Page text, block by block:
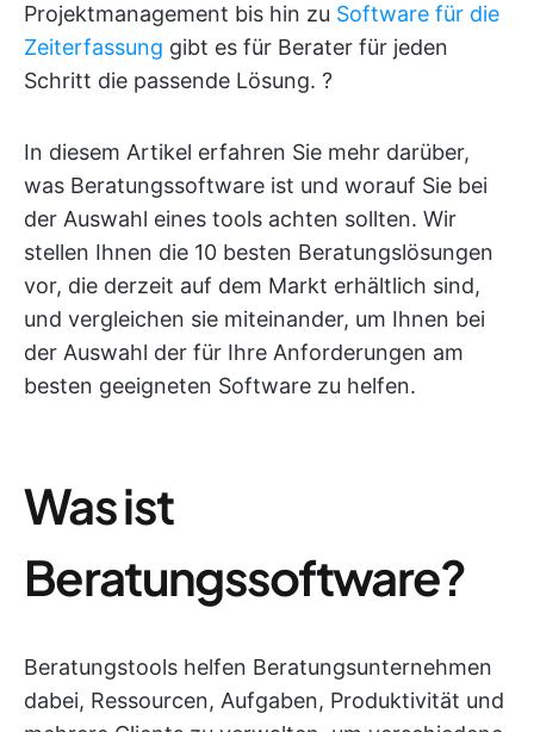
Projektmanagement bis hin zu Software für die
Zeiterfassung gibt es für Berater für jeden
Schritt die passende Lösung. ?
In diesem Artikel erfahren Sie mehr darüber,
was Beratungssoftware ist und worauf Sie bei
der Auswahl eines tools achten sollten. Wir
stellen Ihnen die 10 besten Beratungslösungen
vor, die derzeit auf dem Markt erhältlich sind,
und vergleichen sie miteinander, um Ihnen bei
der Auswahl der für Ihre Anforderungen am
besten geeigneten Software zu helfen.
Was ist
Beratungssoftware?
Beratungstools helfen Beratungsunternehmen
dabei, Ressourcen, Aufgaben, Produktivität und